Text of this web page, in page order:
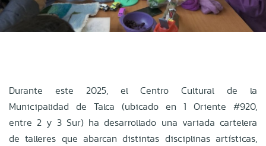
Durante este 2025, el Centro Cultural de la
Municipalidad de Talca (ubicado en 1 Oriente #920,
entre 2 y 3 Sur) ha desarrollado una variada cartelera
de talleres que abarcan distintas disciplinas artísticas,